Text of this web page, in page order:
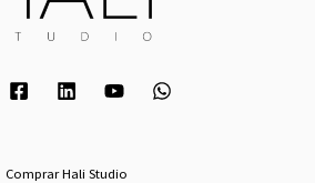
Comprar Hali Studio